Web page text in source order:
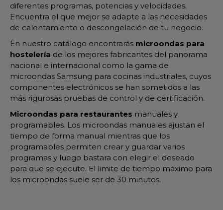
diferentes programas, potencias y velocidades.
Encuentra el que mejor se adapte a las necesidades
de calentamiento o descongelación de tu negocio.
En nuestro catálogo encontrarás microondas para
hostelería de los mejores fabricantes del panorama
nacional e internacional como la gama de
microondas Samsung para cocinas industriales, cuyos
componentes electrónicos se han sometidos a las
más rigurosas pruebas de control y de certificación.
Microondas para restaurantes manuales y
programables. Los microondas manuales ajustan el
tiempo de forma manual mientras que los
programables permiten crear y guardar varios
programas y luego bastara con elegir el deseado
para que se ejecute. El limite de tiempo máximo para
los microondas suele ser de 30 minutos.